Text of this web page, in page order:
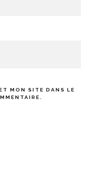
MON SITE DANS LE